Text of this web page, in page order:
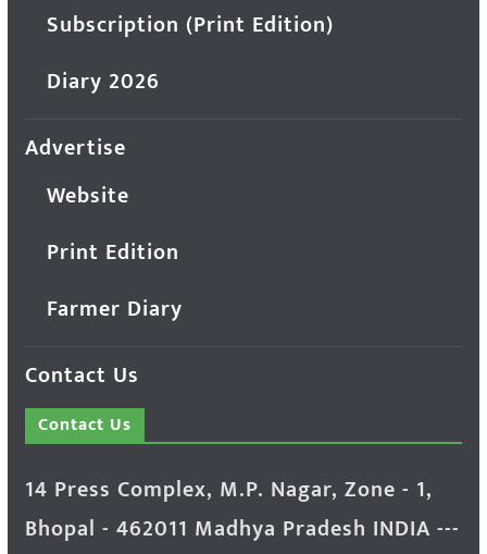
Subscription (Print Edition)
Diary 2026
Advertise
Website
Print Edition
Farmer Diary
Contact Us
Contact Us
14 Press Complex, M.P. Nagar, Zone - 1,
Bhopal - 462011 Madhya Pradesh INDIA ---